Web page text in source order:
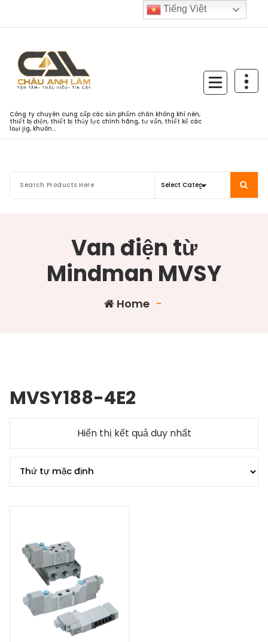
Công ty chuyên cung cấp các sản phẩm chân không khí nén,
thiết bị điện, thiết bị thủy lực chính hãng, tư vấn, thiết kế các
loại jig, khuôn...
Van điện từ
Mindman MVSY
Home -
MVSY188-4E2
Hiển thị kết quả duy nhất
Tiếng Việt